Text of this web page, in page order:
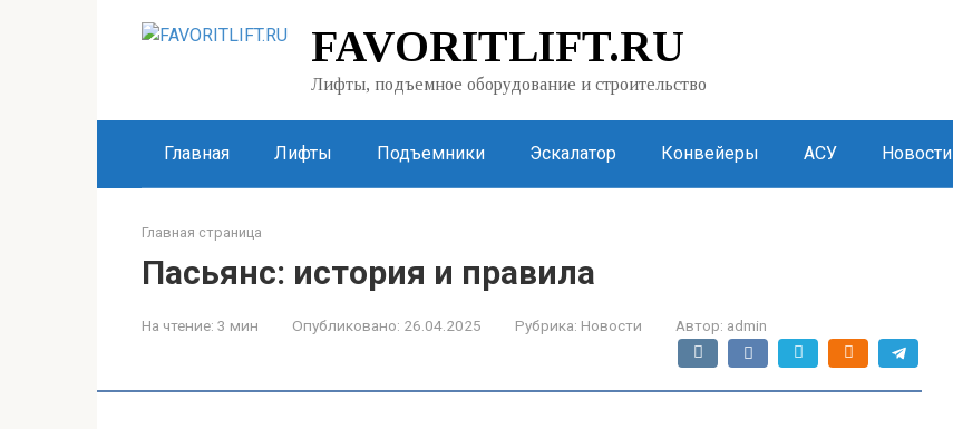
FAVORITLIFT.RU
Лифты, подъемное оборудование и строительство
Главная Лифты Подъемники Эскалатор Конвейеры АСУ Новости
Главная страница
Пасьянс: история и правила
На чтение: 3 мин Опубликовано: 26.04.2025 Рубрика: Новости Автор: admin